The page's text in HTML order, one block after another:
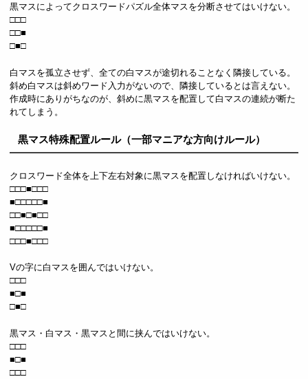
黒マスによってクロスワードパズル全体マスを分断させてはいけない。
□□□
□□■
□■□
白マスを孤立させず、全ての白マスが途切れることなく隣接している。
斜め白マスは斜めワード入力がないので、隣接しているとは言えない。
作成時にありがちなのが、斜めに黒マスを配置して白マスの連続が断た
れてしまう。
黒マス特殊配置ルール（一部マニアな方向けルール）
クロスワード全体を上下左右対象に黒マスを配置しなければいけない。
□□□■□□□
■□□□□□■
□□■□■□□
■□□□□□■
□□□■□□□
Vの字に白マスを囲んではいけない。
□□□
■□■
□■□
黒マス・白マス・黒マスと間に挟んではいけない。
□□□
■□■
□□□